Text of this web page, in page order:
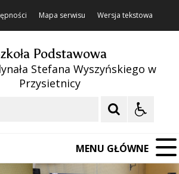
Mapa serwisu Wersja tekstowa
Podstawowa
Stefana Wyszyńskiego w
Przysietnicy
MENU GŁÓWNE